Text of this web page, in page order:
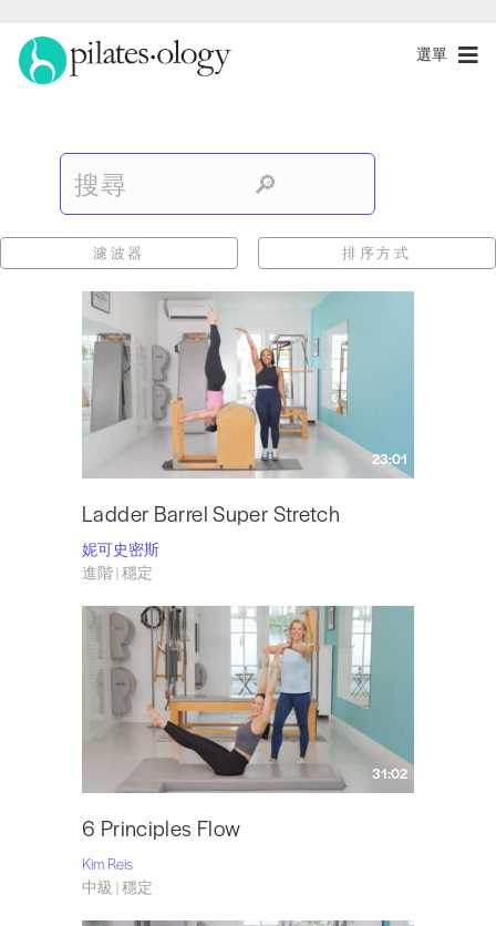
選單
濾波器 排序方式
23:01
Ladder Barrel Super Stretch
妮可史密斯
進階 | 穩定
31:02
6 Principles Flow
Kim Reis
中級 | 穩定